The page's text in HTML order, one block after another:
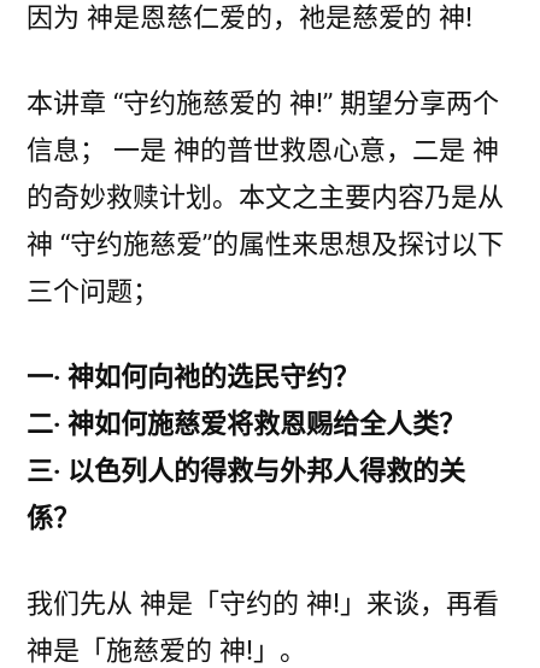
因为 神是恩慈仁爱的，祂是慈爱的 神!
本讲章 “守约施慈爱的 神!” 期望分享两个
信息； 一是 神的普世救恩心意，二是 神
的奇妙救赎计划。本文之主要内容乃是从
神 “守约施慈爱”的属性来思想及探讨以下
三个问题；
一‧ 神如何向祂的选民守约？
二‧ 神如何施慈爱将救恩赐给全人类？
三‧ 以色列人的得救与外邦人得救的关
係？
我们先从 神是「守约的 神!」来谈，再看
神是「施慈爱的 神!」。